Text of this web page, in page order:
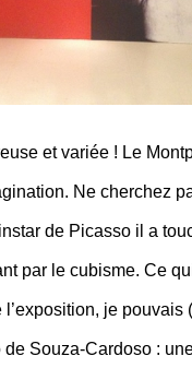
et variée ! Le
Ne cherchez
de Picasso il a
par le cubisme. Ce
je pouvais
Souza-Cardoso :